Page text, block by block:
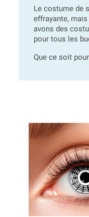
Le costume de
effrayante,
avons des
pour tous les
Que ce soit